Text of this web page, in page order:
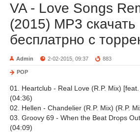
VA - Love Songs
(2015) MP3 скачать
бесплатрно с
Admin 2-02-2015, 09:37 883
POP
01. Heartclub - Real Love (R.P. Mix)
(04:36)
02. Hellen - Chandelier (R.P. Mix) (R.P.
03. Groovy 69 - When the Beat Drops
(04:09)